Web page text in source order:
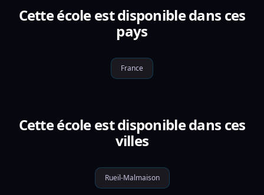
Cette école est disponible dans ces
pays
France
Cette école est disponible dans ces
villes
Rueil-Malmaison